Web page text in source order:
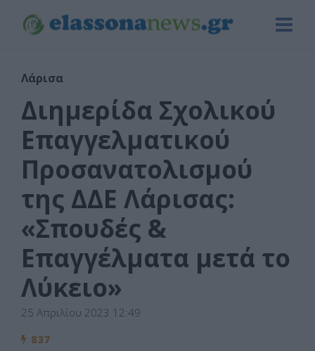
Λάρισα
Διημερίδα Σχολικού
Επαγγελματικού
Προσανατολισμού
της ΔΔΕ Λάρισας:
«Σπουδές &
Επαγγέλματα μετά το
Λύκειο»
25 Απριλίου 2023 12:49
837